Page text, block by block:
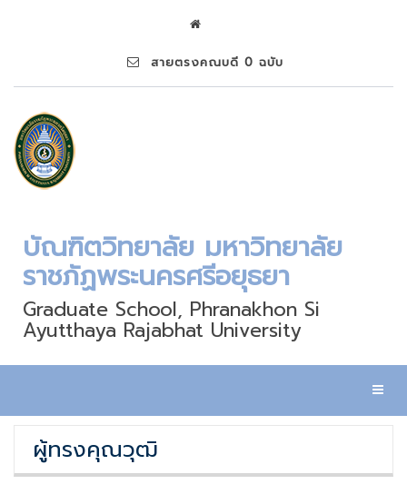
สายตรงคณบดี 0 ฉบับ
บัณฑิตวิทยาลัย มหาวิทยาลัย
ราชภัฏพระนครศรีอยุธยา
Graduate School, Phranakhon Si
Ayutthaya Rajabhat University
ผู้ทรงคุณวุฒิ